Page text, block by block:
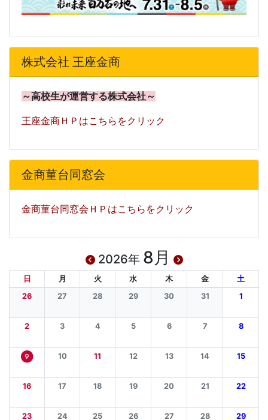
株式会社 王座金商
～高校生が運営する株式会社～
王座金商ＨＰはこちらをクリック
金商菫台同窓会
金商菫台同窓会ＨＰはこちらをクリック
2026年 8月
日 月 火 水 木 金
土
26
27 28 29 30 31 1
2 3 4 5 6 7 8
9 10 11 12 13 14 15
16 17 18 19 20 21 22
23 24 25 26 27 28 29